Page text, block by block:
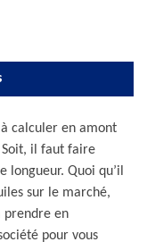
calculer en amont
Soit, il faut faire
longueur. Quoi qu’il
sur le marché,
prendre en
pour vous